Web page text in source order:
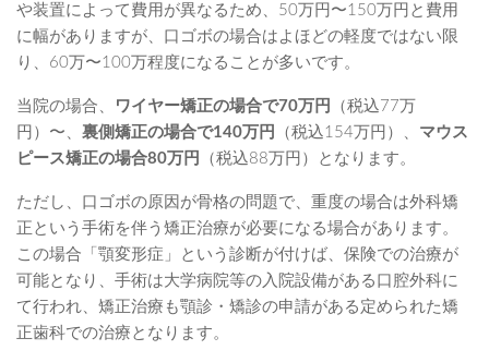
や装置によって費用が異なるため、50万円〜150万円と費用
に幅がありますが、口ゴボの場合はよほどの軽度ではない限
り、60万〜100万程度になることが多いです。
当院の場合、 ワイヤー矯正の場合で70万円
（税込77万
円）〜、 裏側矯正の場合で140万円 （税込154万円）、 マウス
ピース矯正の場合80万円
（税込88万円）となります。
ただし、口ゴボの原因が骨格の問題で、重度の場合は外科矯
正という手術を伴う矯正治療が必要になる場合があります。
この場合「顎変形症」という診断が付けば、保険での治療が
可能となり、手術は大学病院等の入院設備がある口腔外科に
て行われ、矯正治療も顎診・矯診の申請がある定められた矯
正歯科での治療となります。